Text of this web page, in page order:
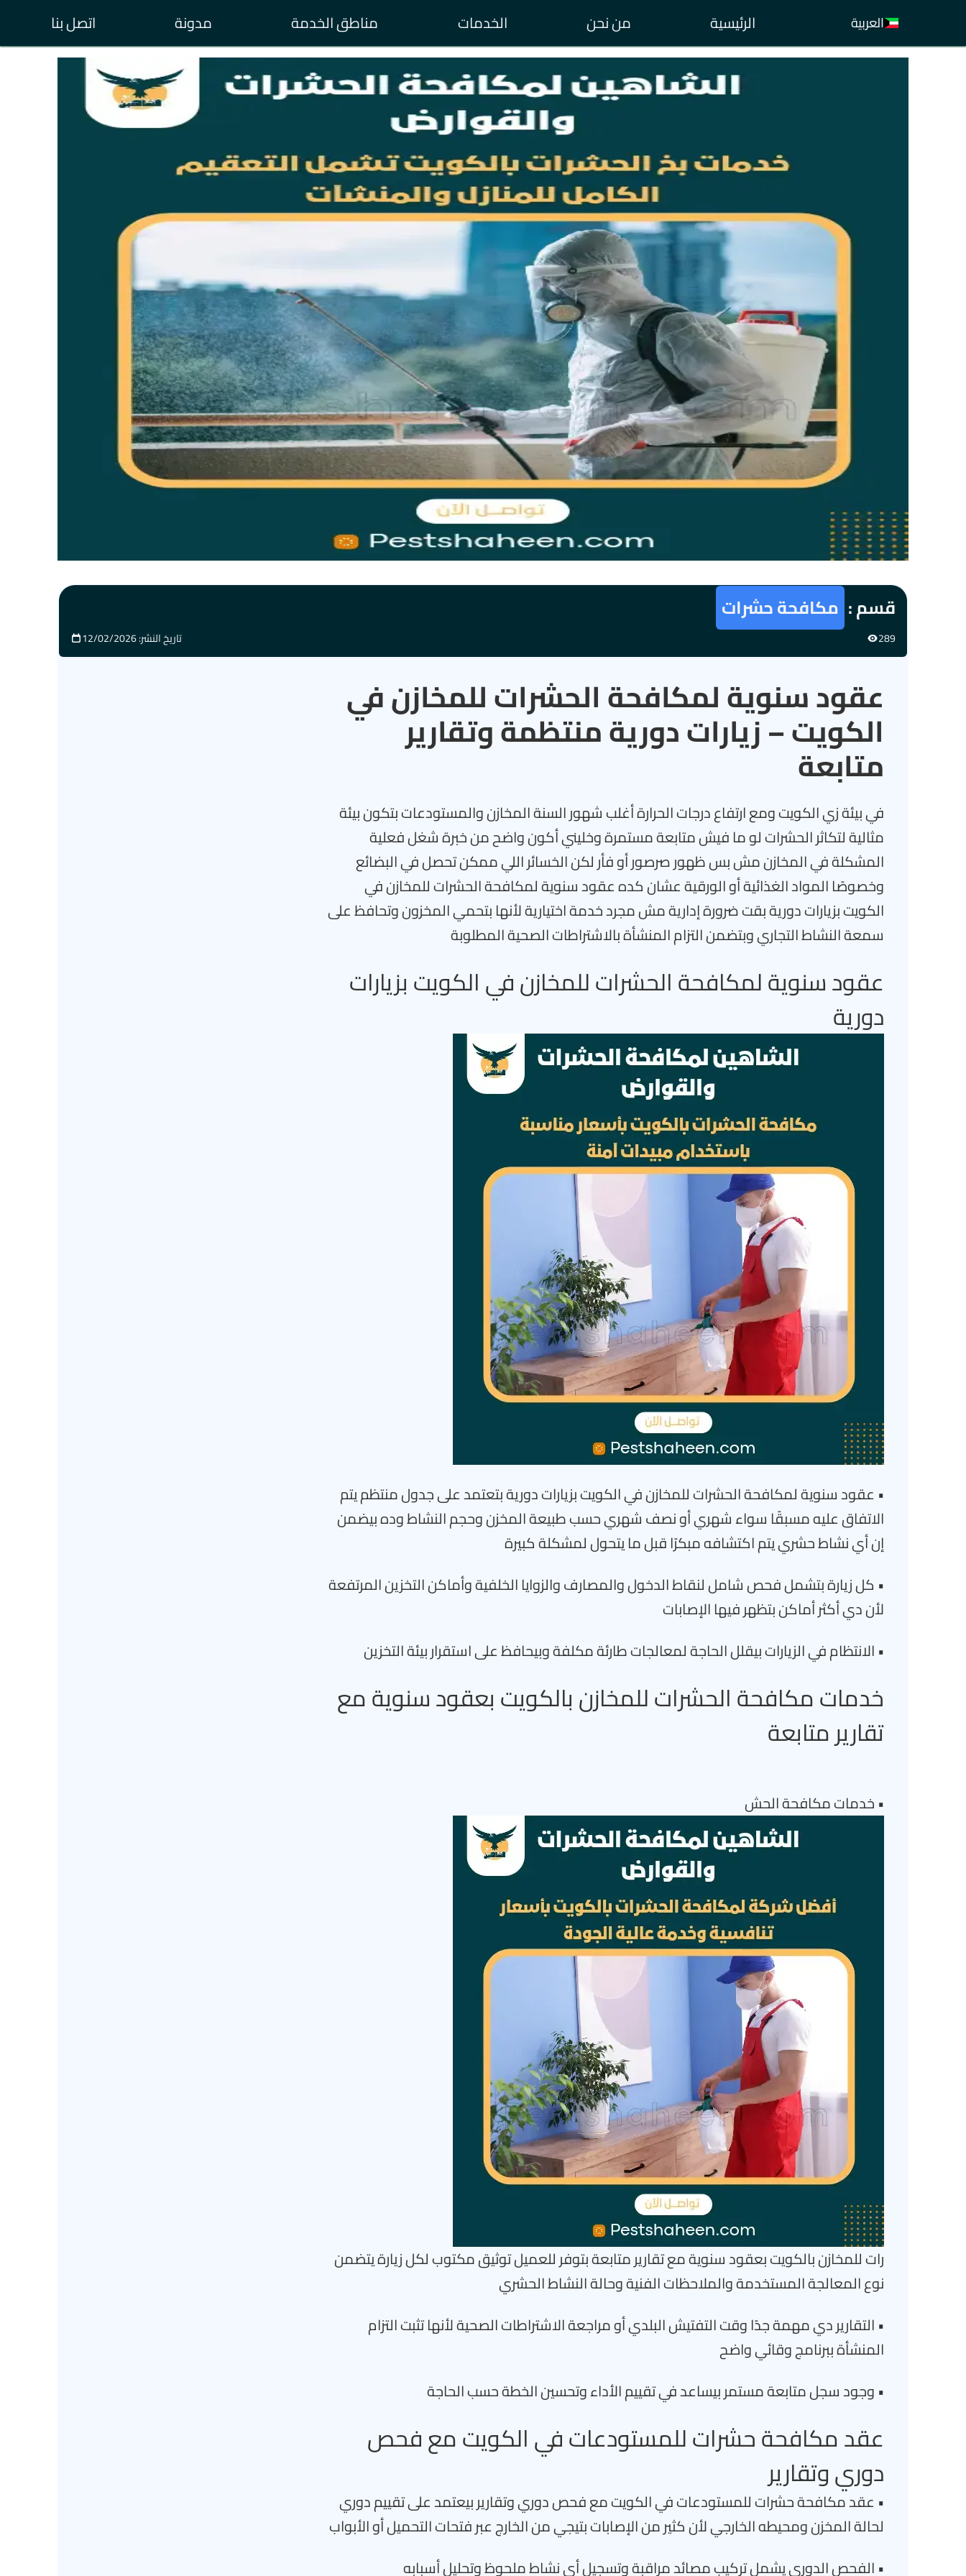
العربية الرئيسية من نحن الخدمات مناطق الخدمة مدونة اتصل بنا
قسم : مكافحة حشرات
289 تاريخ النشر: 12/02/2026
عقود سنوية لمكافحة الحشرات للمخازن في
الكويت – زيارات دورية منتظمة وتقارير
متابعة
في بيئة زي الكويت ومع ارتفاع درجات الحرارة أغلب شهور السنة المخازن والمستودعات بتكون بيئة
مثالية لتكاثر الحشرات لو ما فيش متابعة مستمرة وخليني أكون واضح من خبرة شغل فعلية
المشكلة في المخازن مش بس ظهور صرصور أو فأر لكن الخسائر اللي ممكن تحصل في البضائع
وخصوصًا المواد الغذائية أو الورقية عشان كده عقود سنوية لمكافحة الحشرات للمخازن في
الكويت بزيارات دورية بقت ضرورة إدارية مش مجرد خدمة اختيارية لأنها بتحمي المخزون وتحافظ على
سمعة النشاط التجاري وبتضمن التزام المنشأة بالاشتراطات الصحية المطلوبة
عقود سنوية لمكافحة الحشرات للمخازن في الكويت بزيارات
دورية
• عقود سنوية لمكافحة الحشرات للمخازن في الكويت بزيارات دورية بتعتمد على جدول منتظم يتم
الاتفاق عليه مسبقًا سواء شهري أو نصف شهري حسب طبيعة المخزن وحجم النشاط وده بيضمن
إن أي نشاط حشري يتم اكتشافه مبكرًا قبل ما يتحول لمشكلة كبيرة
• كل زيارة بتشمل فحص شامل لنقاط الدخول والمصارف والزوايا الخلفية وأماكن التخزين المرتفعة
لأن دي أكثر أماكن بتظهر فيها الإصابات
• الانتظام في الزيارات بيقلل الحاجة لمعالجات طارئة مكلفة وبيحافظ على استقرار بيئة التخزين
خدمات مكافحة الحشرات للمخازن بالكويت بعقود سنوية مع
تقارير متابعة
• خدمات مكافحة الحش
رات للمخازن بالكويت بعقود سنوية مع تقارير متابعة بتوفر للعميل توثيق مكتوب لكل زيارة يتضمن
نوع المعالجة المستخدمة والملاحظات الفنية وحالة النشاط الحشري
• التقارير دي مهمة جدًا وقت التفتيش البلدي أو مراجعة الاشتراطات الصحية لأنها تثبت التزام
المنشأة ببرنامج وقائي واضح
• وجود سجل متابعة مستمر بيساعد في تقييم الأداء وتحسين الخطة حسب الحاجة
عقد مكافحة حشرات للمستودعات في الكويت مع فحص
دوري وتقارير
• عقد مكافحة حشرات للمستودعات في الكويت مع فحص دوري وتقارير بيعتمد على تقييم دوري
لحالة المخزن ومحيطه الخارجي لأن كثير من الإصابات بتيجي من الخارج عبر فتحات التحميل أو الأبواب
• الفحص الدوري يشمل تركيب مصائد مراقبة وتسجيل أي نشاط ملحوظ وتحليل أسبابه